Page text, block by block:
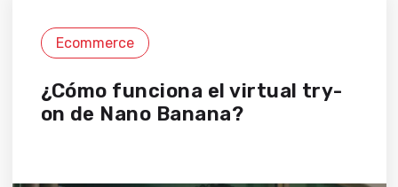
Ecommerce
¿Cómo funciona el virtual try-
on de Nano Banana?